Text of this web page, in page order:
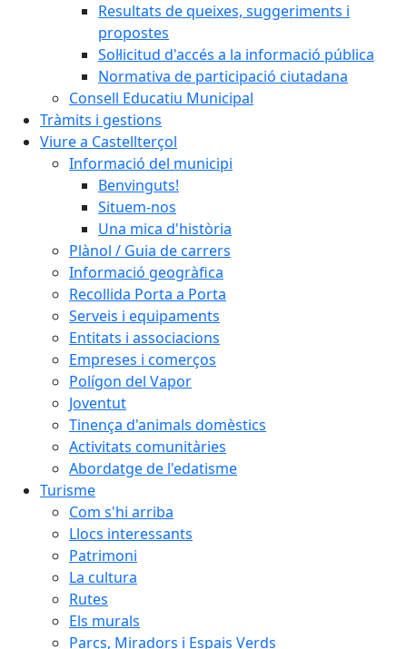
Resultats de queixes, suggeriments i
propostes
Sol·licitud d'accés a la informació pública
Normativa de participació ciutadana
Consell Educatiu Municipal
Tràmits i gestions
Viure a Castellterçol
Informació del municipi
Benvinguts!
Situem-nos
Una mica d'història
Plànol / Guia de carrers
Informació geogràfica
Recollida Porta a Porta
Serveis i equipaments
Entitats i associacions
Empreses i comerços
Polígon del Vapor
Joventut
Tinença d'animals domèstics
Activitats comunitàries
Abordatge de l'edatisme
Turisme
Com s'hi arriba
Llocs interessants
Patrimoni
La cultura
Rutes
Els murals
Parcs, Miradors i Espais Verds